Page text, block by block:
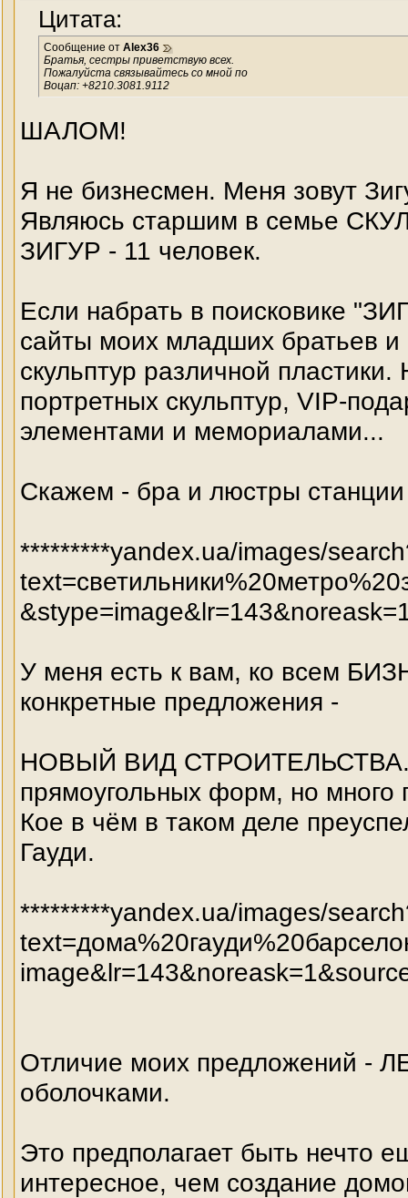
Цитата:
Сообщение от Alex36
Братья, сестры приветствую всех.
Пожалуйста связывайтесь со мной по
Воцап: +8210.3081.9112
ШАЛОМ!
Я не бизнесмен. Меня зовут
Являюсь старшим в семье
ЗИГУР - 11 человек.
Если набрать в поисковике
сайты моих младших братьев
скульптур различной
портретных скульптур, VIP-
элементами и мемориалами...
Скажем - бра и люстры
*********yandex.ua/images/
У меня есть к вам, ко всем
конкретные предложения -
НОВЫЙ ВИД СТРОИТЕЛЬСТВА.
прямоугольных форм, но много
Кое в чём в таком деле
Гауди.
*********yandex.ua/images/
Отличие моих предложений
оболочками.
Это предполагает быть нечто
интересное, чем создание